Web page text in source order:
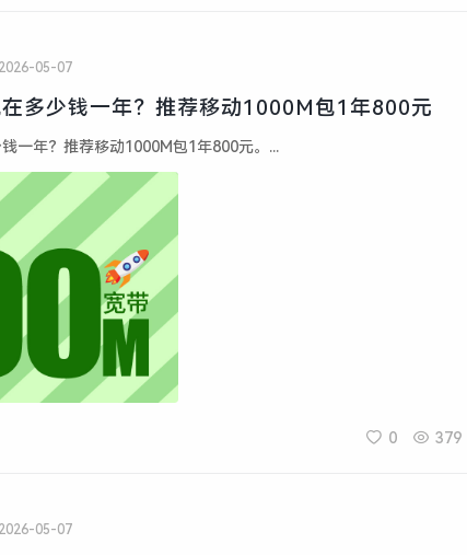
2026-05-07
多少钱一年？推荐移动1000M包1年800元
一年？推荐移动1000M包1年800元。...
0 379
2026-05-07